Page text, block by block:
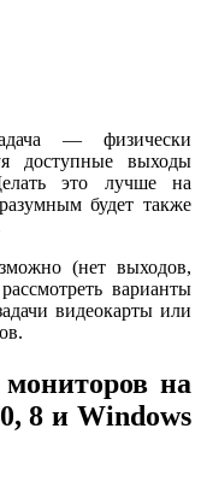
— физически
доступные выходы
это лучше на
будет также
(нет выходов,
варианты
видеокарты или
на
8 и Windows